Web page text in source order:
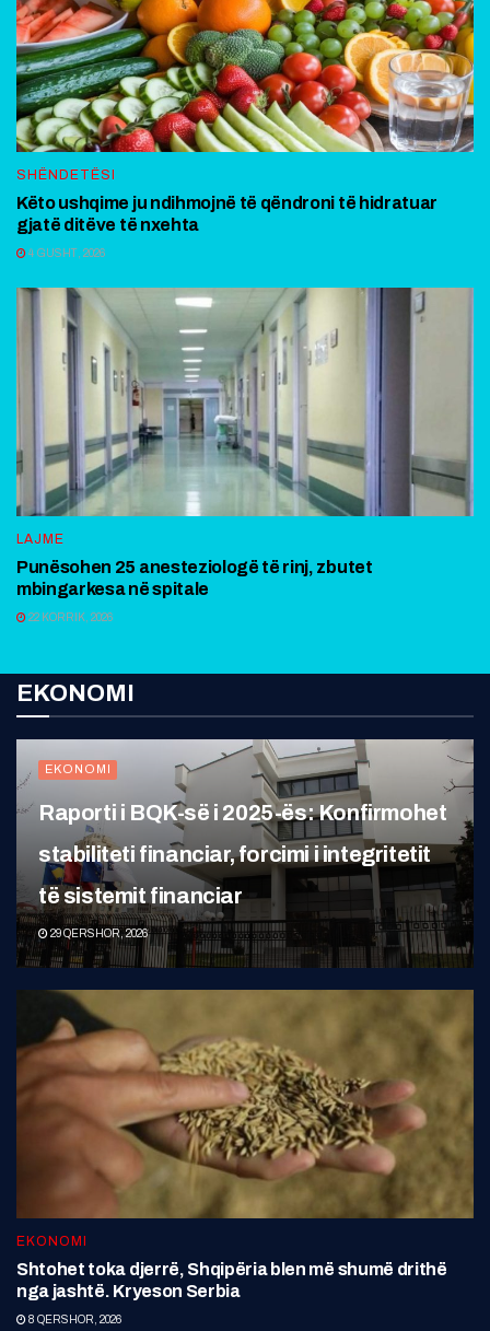
SHËNDETËSI
Këto ushqime ju ndihmojnë të qëndroni të hidratuar
gjatë ditëve të nxehta
4 GUSHT, 2026
LAJME
Punësohen 25 anesteziologë të rinj, zbutet
mbingarkesa në spitale
22 KORRIK, 2026
EKONOMI
EKONOMI
Raporti i BQK-së i 2025-ës: Konfirmohet
stabiliteti financiar, forcimi i integritetit
të sistemit financiar
29 QERSHOR, 2026
EKONOMI
Shtohet toka djerrë, Shqipëria blen më shumë drithë
nga jashtë. Kryeson Serbia
8 QERSHOR, 2026